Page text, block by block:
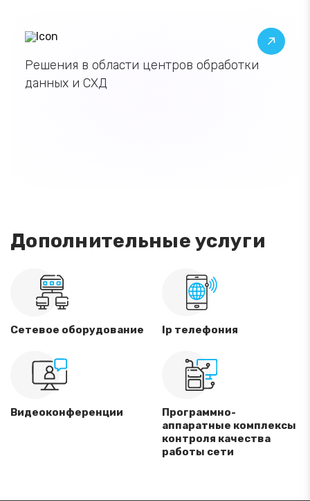
Решения в области центров обработки
данных и СХД
обработки данных и СХД
Дополнительные услуги
Сетевое оборудование Ip телефония
Видеоконференции
Программно-
аппаратные комплексы
контроля качества
работы сети